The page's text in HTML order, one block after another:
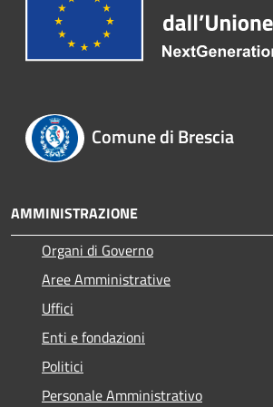
Comune di Brescia
AMMINISTRAZIONE
Organi di Governo
Aree Amministrative
Uffici
Enti e fondazioni
Politici
Personale Amministrativo